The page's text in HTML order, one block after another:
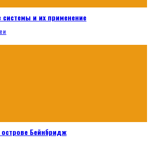
системы и их применение
Бейнбридж